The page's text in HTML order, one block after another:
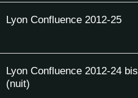
Lyon Confluence 2012-25
Lyon Confluence 2012-24 bis
(nuit)